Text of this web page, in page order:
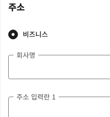
주소
비즈니스
회사명
주소 입력란 1